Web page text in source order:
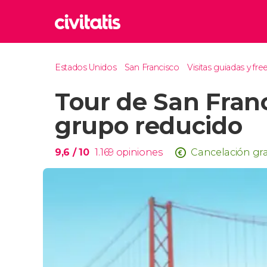
Roma
Italia
Reino
Estados Unidos San Francisco Visitas guiadas y
Tour de San
grupo reducido
9,6 / 10 1.169 opiniones Cancelación